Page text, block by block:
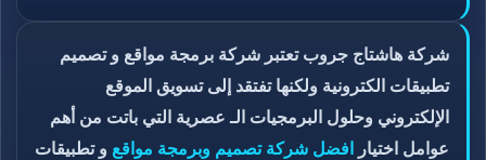
شركة هاشتاج جروب تعتبر شركة برمجة مواقع و تصميم
تطبيقات الكترونية ولكنها تفتقد إلى تسويق الموقع
الإلكتروني وحلول البرمجيات الـ عصرية التي باتت من أهم
عوامل اختيار
افضل شركة تصميم وبرمجة مواقع و تطبيقات